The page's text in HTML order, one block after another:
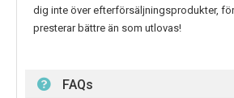
dig inte över efterförsäljningsprodukter,
presterar bättre än som utlovas!
FAQs